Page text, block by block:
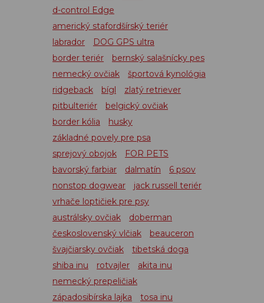
d-control Edge
americký stafordšírský teriér
labrador
DOG GPS ultra
border teriér
bernský salašnícky pes
nemecký ovčiak
športová kynológia
ridgeback
bígl
zlatý retriever
pitbulteriér
belgický ovčiak
border kólia
husky
základné povely pre psa
sprejový obojok
FOR PETS
bavorský farbiar
dalmatín
6 psov
nonstop dogwear
jack russell teriér
vrhače loptičiek pre psy
austrálsky ovčiak
doberman
československý vlčiak
beauceron
švajčiarsky ovčiak
tibetská doga
shiba inu
rotvajler
akita inu
nemecký prepeličiak
západosibírska lajka
tosa inu